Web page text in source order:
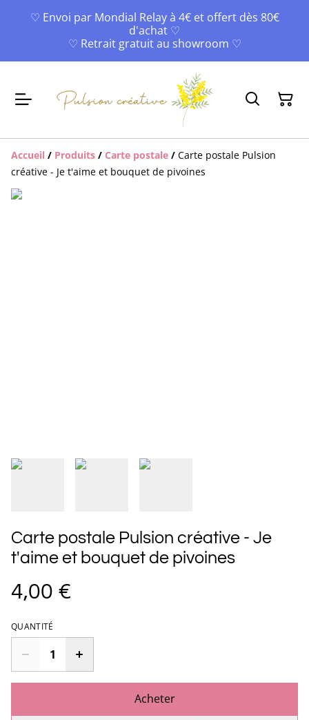
♡ Envoi par Mondial Relay à 4€ et offert dès 80€
d'achat ♡
♡ Retrait gratuit au showroom ♡
Accueil / Produits / Carte postale / Carte postale Pulsion
créative - Je t'aime et bouquet de pivoines
Carte postale Pulsion créative - Je
t'aime et bouquet de pivoines
4,00 €
QUANTITÉ
Acheter